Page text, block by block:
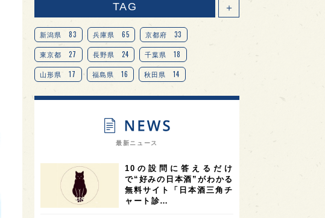
TAG ＋
新潟県 83 兵庫県 65 京都府 33
東京都 27 長野県 24 千葉県 18
山形県 17 福島県 16 秋田県 14
愛知県 14 宮城県 14 岐阜県 13
オピニオンリーダーの視点 9
奈良県 滋賀県 7 和歌山県 6
富山県 6 フランス 6 高知県 5 島根県 5
最新ニュース
10の設問に答えるだけ
で“好みの日本酒”がわかる
無料サイト「日本酒三角チ
ャート診…